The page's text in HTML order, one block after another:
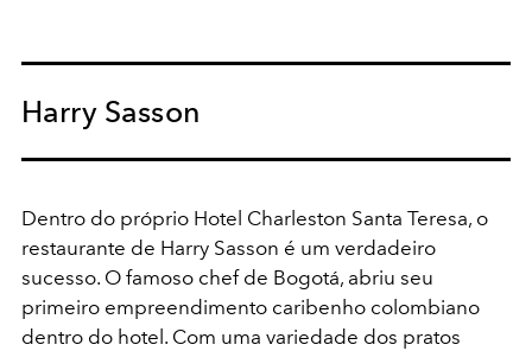
Harry Sasson
Dentro do próprio Hotel Charleston Santa Teresa, o
restaurante de Harry Sasson é um verdadeiro
sucesso. O famoso chef de Bogotá, abriu seu
primeiro empreendimento caribenho colombiano
dentro do hotel. Com uma variedade dos pratos